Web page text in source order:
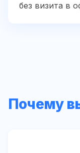
без визита в
Почему